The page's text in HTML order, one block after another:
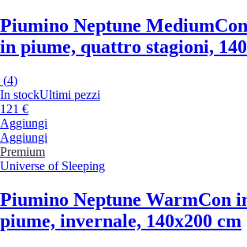
Piumino Neptune Medium
in piume, quattro stagioni,
(4)
In stockUltimi pezzi
121 €
Aggiungi
Aggiungi
Premium
Universe of Sleeping
Piumino Neptune WarmCon
piume, invernale, 140x200 cm